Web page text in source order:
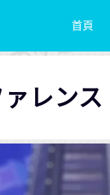
首頁
ァレン